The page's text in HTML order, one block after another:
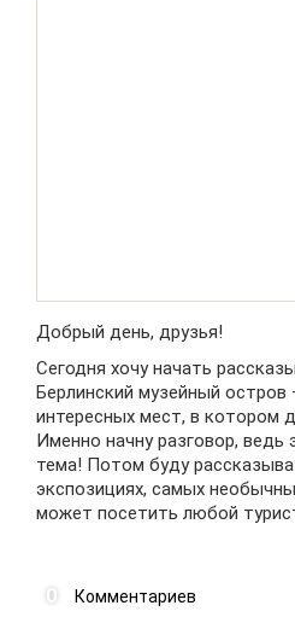
Добрый день, друзья!
Сегодня хочу начать
Берлинский музейный
интересных мест, в котором
Именно начну разговор, ведь
тема! Потом буду
экспозициях, самых
может посетить любой
0 Комментариев